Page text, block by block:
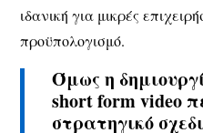
ιδανική για μικρές
προϋπολογισμό.
Όμως η
short form video
στρατηγικό